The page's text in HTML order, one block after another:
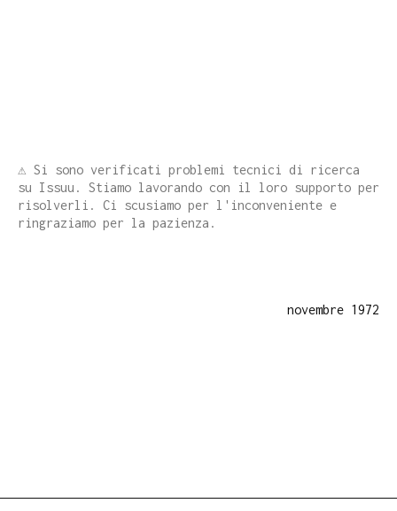
⚠️ Si sono verificati problemi tecnici di ricerca
su Issuu. Stiamo lavorando con il loro supporto per
risolverli. Ci scusiamo per l'inconveniente e
ringraziamo per la pazienza.
novembre 1972